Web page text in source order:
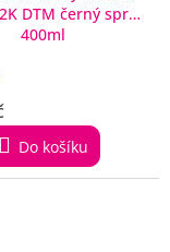
DTM černý sprej
400ml
Do košíku